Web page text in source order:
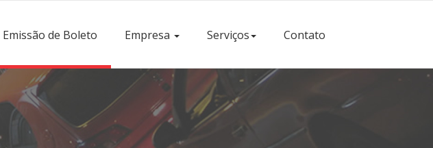
Emissão de Boleto Empresa Serviços Contato